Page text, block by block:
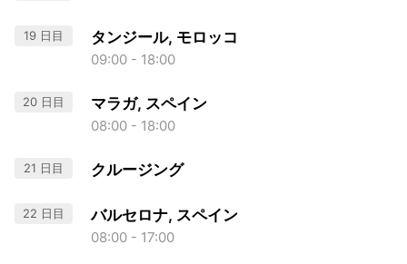
19 日目 タンジール, モロッコ
09:00 - 18:00
20 日目 マラガ, スペイン
08:00 - 18:00
21 日目 クルージング
22 日目 バルセロナ, スペイン
08:00 - 17:00